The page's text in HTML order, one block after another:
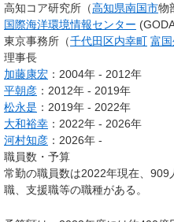
高知コア研究所（高知県南国市物
国際海洋環境情報センター
東京事務所（千代田区内幸町 富
理事長
加藤康宏 ：2004年 - 2012年
平朝彦 ：2012年 - 2019年
松永是 ：2019年 - 2022年
大和裕幸 ：2022年 - 2026年
河村知彦 ：2026年 -
職員数・予算
常勤の職員数は2022年現在、
職、支援職等の職種がある。